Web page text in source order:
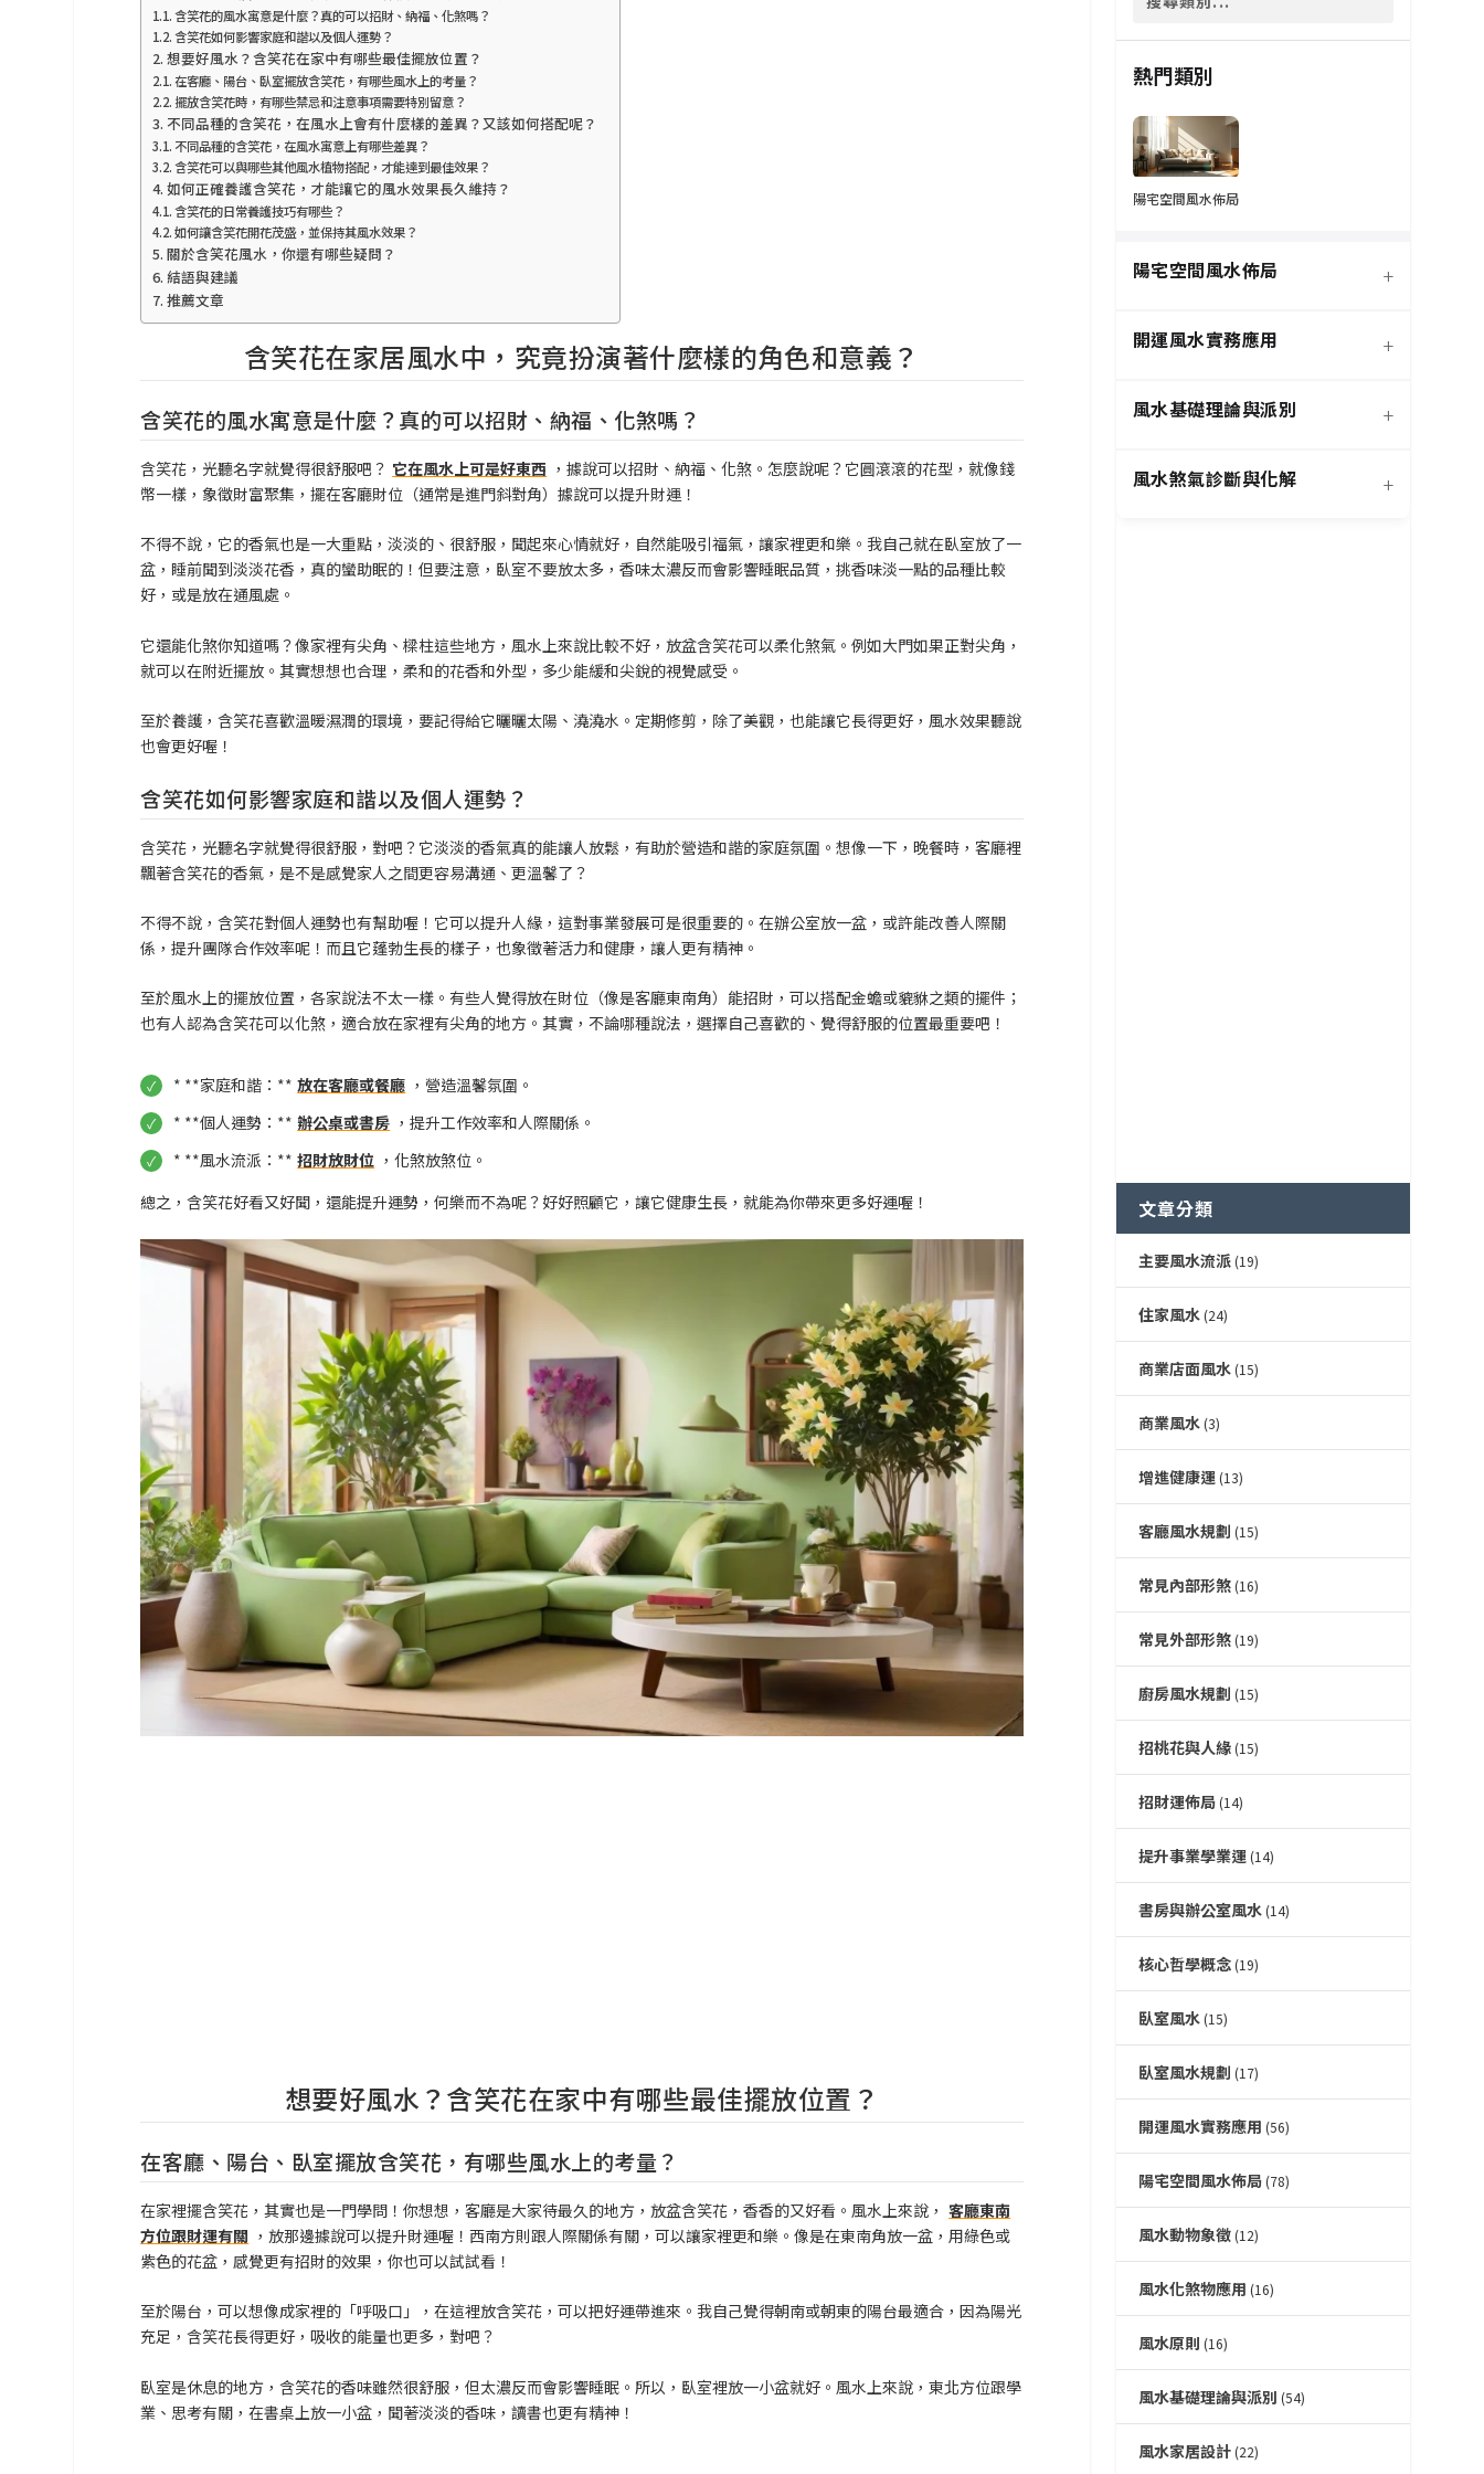
含笑花的風水寓意是什麼？真的可以招財、納福、化煞嗎？
含笑花如何影響家庭和諧以及個人運勢？
想要好風水？含笑花在家中有哪些最佳擺放位置？
在客廳、陽台、臥室擺放含笑花，有哪些風水上的考量？
擺放含笑花時，有哪些禁忌和注意事項需要特別留意？
不同品種的含笑花，在風水上會有什麼樣的差異？又該如何搭配呢？
不同品種的含笑花，在風水寓意上有哪些差異？
含笑花可以與哪些其他風水植物搭配，才能達到最佳效果？
如何正確養護含笑花，才能讓它的風水效果長久維持？
含笑花的日常養護技巧有哪些？
如何讓含笑花開花茂盛，並保持其風水效果？
關於含笑花風水，你還有哪些疑問？
結語與建議
推薦文章
含笑花在家居風水中，究竟扮演著什麼樣的角色和意義？
含笑花的風水寓意是什麼？真的可以招財、納福、化煞嗎？
含笑花，光聽名字就覺得很舒服吧？ 它在風水上可是好東西 ，據說可以招財、納福、化煞。怎麼說呢？它圓滾滾的花型，就像錢
幣一樣，象徵財富聚集，擺在客廳財位（通常是進門斜對角）據說可以提升財運！
不得不說，它的香氣也是一大重點，淡淡的、很舒服，聞起來心情就好，自然能吸引福氣，讓家裡更和樂。我自己就在臥室放了一
盆，睡前聞到淡淡花香，真的蠻助眠的！但要注意，臥室不要放太多，香味太濃反而會影響睡眠品質，挑香味淡一點的品種比較
好，或是放在通風處。
它還能化煞你知道嗎？像家裡有尖角、樑柱這些地方，風水上來說比較不好，放盆含笑花可以柔化煞氣。例如大門如果正對尖角，
就可以在附近擺放。其實想想也合理，柔和的花香和外型，多少能緩和尖銳的視覺感受。
至於養護，含笑花喜歡溫暖濕潤的環境，要記得給它曬曬太陽、澆澆水。定期修剪，除了美觀，也能讓它長得更好，風水效果聽說
也會更好喔！
含笑花如何影響家庭和諧以及個人運勢？
含笑花，光聽名字就覺得很舒服，對吧？它淡淡的香氣真的能讓人放鬆，有助於營造和諧的家庭氛圍。想像一下，晚餐時，客廳裡
飄著含笑花的香氣，是不是感覺家人之間更容易溝通、更溫馨了？
不得不說，含笑花對個人運勢也有幫助喔！它可以提升人緣，這對事業發展可是很重要的。在辦公室放一盆，或許能改善人際關
係，提升團隊合作效率呢！而且它蓬勃生長的樣子，也象徵著活力和健康，讓人更有精神。
至於風水上的擺放位置，各家說法不太一樣。有些人覺得放在財位（像是客廳東南角）能招財，可以搭配金蟾或貔貅之類的擺件；
也有人認為含笑花可以化煞，適合放在家裡有尖角的地方。其實，不論哪種說法，選擇自己喜歡的、覺得舒服的位置最重要吧！
* **家庭和諧：** 放在客廳或餐廳 ，營造溫馨氛圍。
* **個人運勢：** 辦公桌或書房 ，提升工作效率和人際關係。
* **風水流派：** 招財放財位 ，化煞放煞位。
總之，含笑花好看又好聞，還能提升運勢，何樂而不為呢？好好照顧它，讓它健康生長，就能為你帶來更多好運喔！
想要好風水？含笑花在家中有哪些最佳擺放位置？
在客廳、陽台、臥室擺放含笑花，有哪些風水上的考量？
在家裡擺含笑花，其實也是一門學問！你想想，客廳是大家待最久的地方，放盆含笑花，香香的又好看。風水上來說， 客廳東南
方位跟財運有關 ，放那邊據說可以提升財運喔！西南方則跟人際關係有關，可以讓家裡更和樂。像是在東南角放一盆，用綠色或
紫色的花盆，感覺更有招財的效果，你也可以試試看！
至於陽台，可以想像成家裡的「呼吸口」，在這裡放含笑花，可以把好運帶進來。我自己覺得朝南或朝東的陽台最適合，因為陽光
充足，含笑花長得更好，吸收的能量也更多，對吧？
臥室是休息的地方，含笑花的香味雖然很舒服，但太濃反而會影響睡眠。所以，臥室裡放一小盆就好。風水上來說，東北方位跟學
業、思考有關，在書桌上放一小盆，聞著淡淡的香味，讀書也更有精神！
熱門類別
陽宅空間風水佈局
陽宅空間風水佈局 +
開運風水實務應用 +
風水基礎理論與派別 +
風水煞氣診斷與化解 +
文章分類
主要風水流派(19)
住家風水(24)
商業店面風水(15)
商業風水(3)
增進健康運(13)
客廳風水規劃 (15)
常見內部形煞(16)
常見外部形煞(19)
廚房風水規劃 (15)
招桃花與人緣(15)
招財運佈局(14)
提升事業學業運(14)
書房與辦公室風水(14)
核心哲學概念(19)
臥室風水(15)
臥室風水規劃 (17)
開運風水實務應用 (56)
陽宅空間風水佈局(78)
風水動物象徵(12)
風水化煞物應用 (16)
風水原則 (16)
風水基礎理論與派別 (54)
風水家居設計(22)